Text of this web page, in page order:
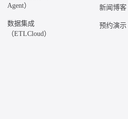
Agent）
数据集成
（ETLCloud）
新闻博客
预约演示